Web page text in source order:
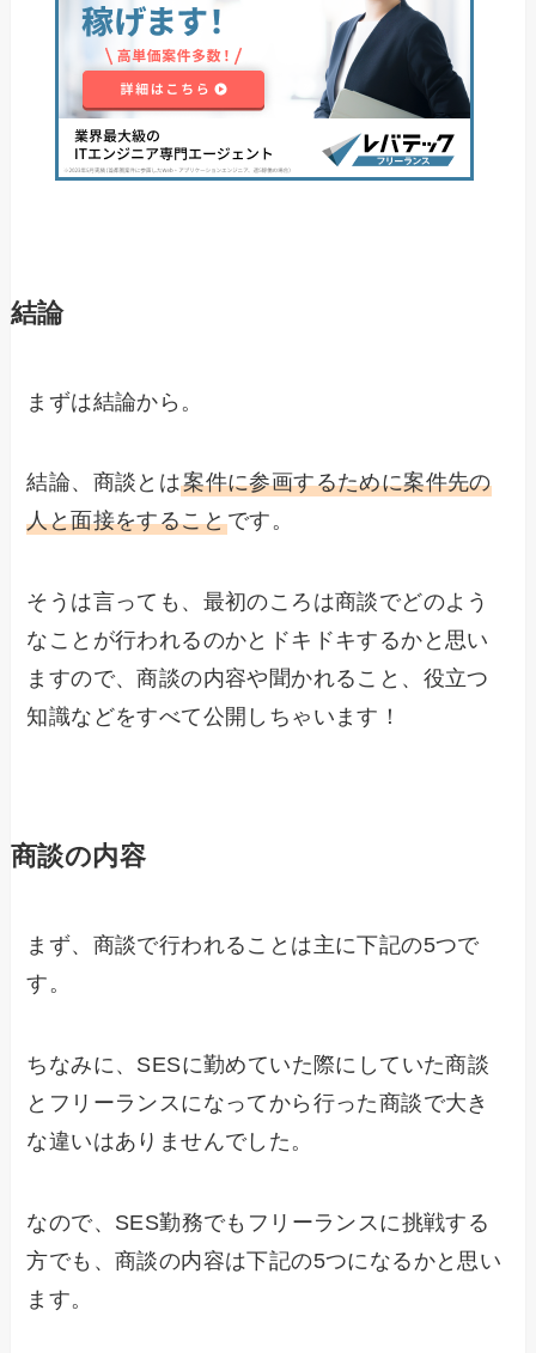
結論
まずは結論から。
結論、商談とは案件に参画するために案件先の
人と面接をすることです。
そうは言っても、最初のころは商談でどのよう
なことが行われるのかとドキドキするかと思い
ますので、商談の内容や聞かれること、役立つ
知識などをすべて公開しちゃいます！
商談の内容
まず、商談で行われることは主に下記の5つで
す。
ちなみに、SESに勤めていた際にしていた商談
とフリーランスになってから行った商談で大き
な違いはありませんでした。
なので、SES勤務でもフリーランスに挑戦する
方でも、商談の内容は下記の5つになるかと思い
ます。